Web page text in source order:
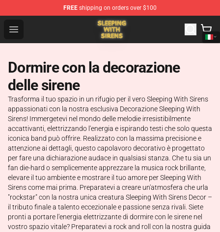
FREE shipping on orders over $100
Open menu
Sleeping With Sirens Store - Official Sleeping With
Dormire con la decorazione
delle sirene
Trasforma il tuo spazio in un rifugio per il vero Sleeping With Sirens
appassionati con la nostra esclusiva Decorazione Sleeping With
Sirens! Immergetevi nel mondo delle melodie irresistibilmente
accattivanti, elettrizzando l'energia e ispirando testi che solo questa
iconica band può offrire. Realizzato con la massima precisione e
attenzione ai dettagli, questo capolavoro decorativo è progettato
per fare una dichiarazione audace in qualsiasi stanza. Che tu sia un
fan die-hard o semplicemente apprezzare la musica rock brillante,
elevare il tuo ambiente e mostrare il tuo amore per Sleeping With
Sirens come mai prima. Preparatevi a creare un'atmosfera che urla
"rockstar" con la nostra unica creatura Sleeping With Sirens Decor –
il tributo finale a talento eccezionale e passione senza rivali. Siete
pronti a portare l'energia elettrizzante di dormire con le sirene nel
vostro spazio vitale? Preparatevi a rock and roll con la nostra guida